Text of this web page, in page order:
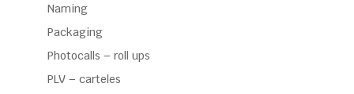
Naming
Packaging
Photocalls – roll ups
PLV – carteles